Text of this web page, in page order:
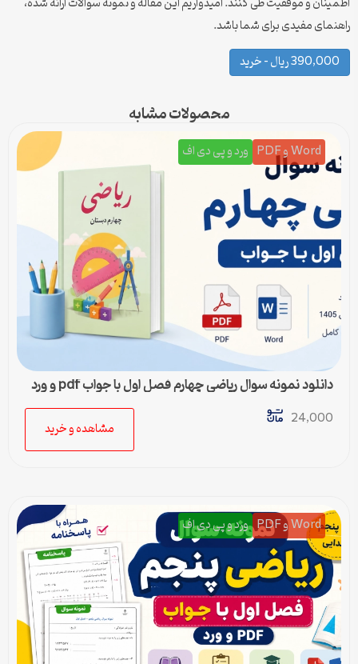
اطمینان و موفقیت طی کنند. امیدواریم این مقاله و نمونه سوالات ارائه شده،
راهنمای مفیدی برای شما باشد.
390,000 ریال – خرید
محصولات مشابه
Word و PDF ورد و پی دی اف
دانلود نمونه سوال ریاضی چهارم فصل اول با جواب pdf و ورد
24,000
مشاهده و خرید
Word و PDF ورد و پی دی اف